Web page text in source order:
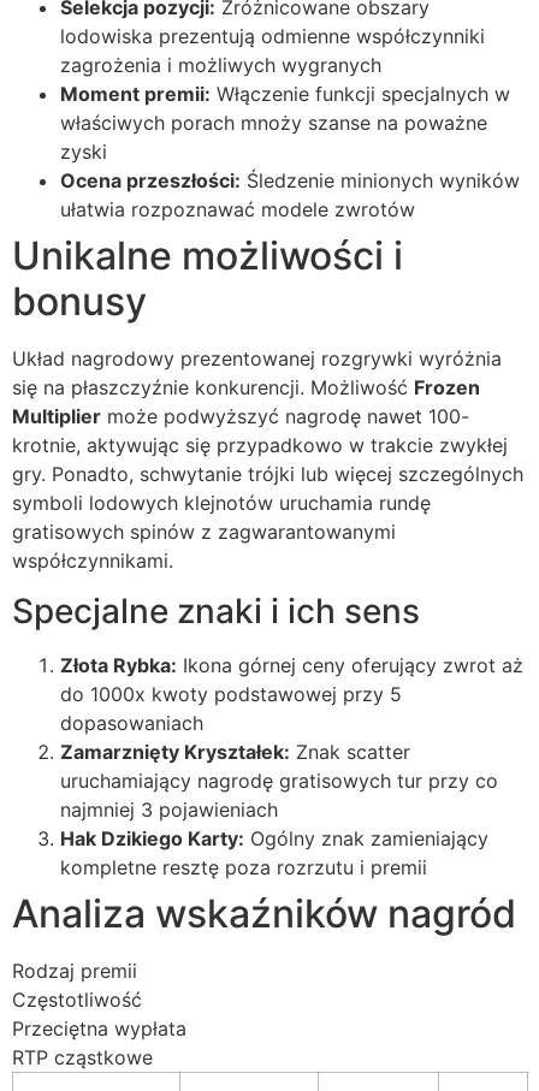
Selekcja pozycji: Zróżnicowane obszary
lodowiska prezentują odmienne współczynniki
zagrożenia i możliwych wygranych
Moment premii: Włączenie funkcji specjalnych w
właściwych porach mnoży szanse na poważne
zyski
Ocena przeszłości: Śledzenie minionych wyników
ułatwia rozpoznawać modele zwrotów
Unikalne możliwości i
bonusy
Układ nagrodowy prezentowanej rozgrywki wyróżnia
się na płaszczyźnie konkurencji. Możliwość Frozen
Multiplier może podwyższyć nagrodę nawet 100-
krotnie, aktywując się przypadkowo w trakcie zwykłej
gry. Ponadto, schwytanie trójki lub więcej szczególnych
symboli lodowych klejnotów uruchamia rundę
gratisowych spinów z zagwarantowanymi
współczynnikami.
Specjalne znaki i ich sens
Złota Rybka: Ikona górnej ceny oferujący zwrot aż
do 1000x kwoty podstawowej przy 5
dopasowaniach
Zamarznięty Kryształek: Znak scatter
uruchamiający nagrodę gratisowych tur przy co
najmniej 3 pojawieniach
Hak Dzikiego Karty: Ogólny znak zamieniający
kompletne resztę poza rozrzutu i premii
Analiza wskaźników nagród
Rodzaj premii
Częstotliwość
Przeciętna wypłata
RTP cząstkowe